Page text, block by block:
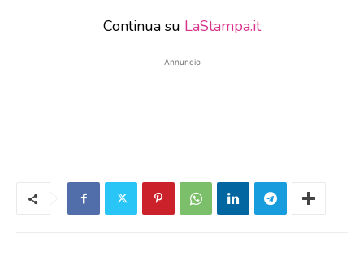
Continua su LaStampa.it
Annuncio